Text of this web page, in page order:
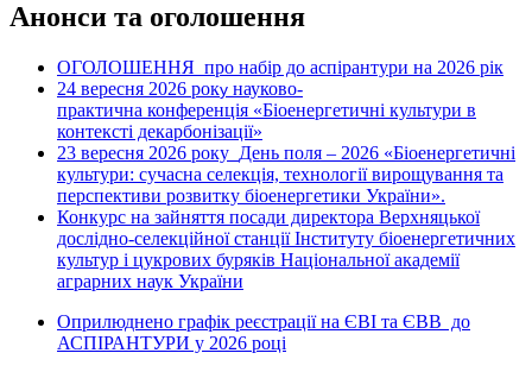
Анонси та оголошення
ОГОЛОШЕННЯ про набір до аспірантури на 2026 рік
24 вересня 2026 року науково-
практична конференція «Біоенергетичні культури в
контексті декарбонізації»
23 вересня 2026 року День поля – 2026 «Біоенергетичні
культури: сучасна селекція, технології вирощування та
перспективи розвитку біоенергетики України».
Конкурс на зайняття посади директора Верхняцької
дослідно-селекційної станції Інституту біоенергетичних
культур і цукрових буряків Національної академії
аграрних наук України
Оприлюднено графік реєстрації на ЄВІ та ЄВВ до
АСПІРАНТУРИ у 2026 році